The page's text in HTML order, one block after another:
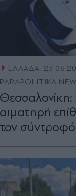
ΕΛΛΑΔΑ
PARAPOLITIKA
Θεσσαλονίκη:
αιματηρή
τον σύντροφό